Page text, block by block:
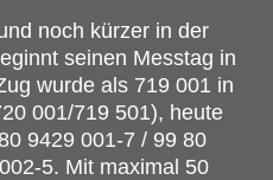
noch kürzer in der
seinen Messtag in
wurde als 719 001 in
001/719 501), heute
9429 001-7 / 99 80
5. Mit maximal 50